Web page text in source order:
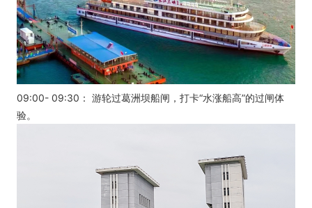
09:00- 09:30： 游轮过葛洲坝船闸，打卡“水涨船高”的过闸体
验。